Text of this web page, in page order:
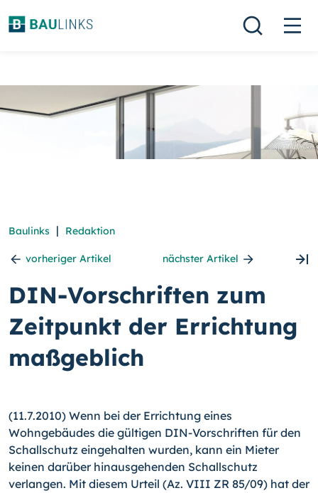
Baulinks | Redaktion
vorheriger Artikel nächster Artikel
DIN-Vorschriften zum
Zeitpunkt der Errichtung
maßgeblich
(11.7.2010) Wenn bei der Errichtung eines
Wohngebäudes die gültigen DIN-Vorschrif­ten für den
Schallschutz eingehalten wurden, kann ein Mieter
keinen darüber hinaus­gehenden Schallschutz
verlangen. Mit diesem Urteil (Az. VIII ZR 85/09) hat der